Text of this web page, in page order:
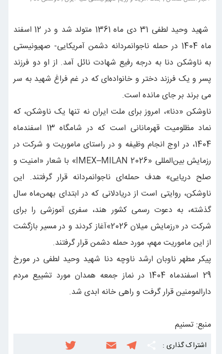
شهید وحید لطفی 31 دی ماه 1361 متولد شد و در 12 اسفند
ماه 1404 در حمله ناجوانمردانه دشمن آمریکایی- صهیونیستی
به ناوشکن دنا به درجه رفیع شهادت نائل آمد. از او دو فرزند
پسر و یک فرزند دختر و خانواده‌ای که در غم فراغ شهید به سر
می برند بر جای مانده است.
ناوشکن «دنا»، امروز برای ملت ایران نه تنها یک ناوشکن، که
نماد مظلومیت قهرمانانی است که در شامگاه 13 اسفندماه
1404، در اوج انجام وظیفه و در راستای ماموریت و شرکت در
رزمایش بین‌المللی «IMEX–MILAN 2026» با شعار «امنیت و
صلح دریایی» هدف حمله‌ای ناجوانمردانه قرار گرفتند. این
ناوشکن، روایتی است از دریادلانی که در ابتدای بهمن‌ماه سال
گذشته، به دعوت رسمی کشور هند، سفری آموزشی را برای
شرکت در «رزمایش میلان 2026»آغاز کردند و در مسیر بازگشت
از این ماموریت مهم، مورد حمله دشمن قرار گرفتند.
پیکر مطهر ناوبان ارشد ناوچه دنا شهید وحید لطفی در مورخ
29 اسفندماه 1404 در نماز جمعه همدان مورد تشییع مردم
دارالمومنین قرار گرفت و راهی خانه ابدی شد.
منبع: تسنیم
اشتراک گذاری :
T
E
T